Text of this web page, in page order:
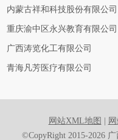
内蒙古祥和科技股份有限公司
重庆渝中区永兴教育有限公司
广西涛览化工有限公司
青海凡芳医疗有限公司
网站XML地图
©CopyRight 2015-2026